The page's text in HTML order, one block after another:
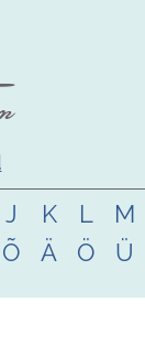
J K L
M
Õ Ä Ö Ü